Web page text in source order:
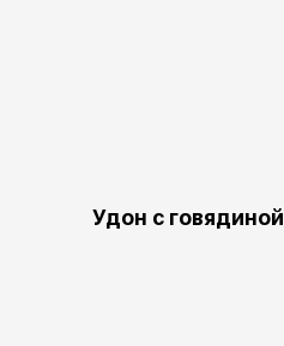
Удон с говядиной